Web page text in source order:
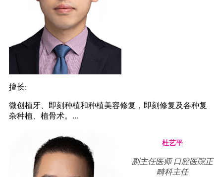
擅长:
微创植牙、即刻种植和种植美容修复，即刻修复及各种复
杂种植、植骨术。...
杜艺平
副主任医师 口腔医院正
畸科主任